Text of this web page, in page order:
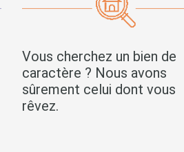
Vous cherchez un bien de
caractère ? Nous avons
sûrement celui dont vous
rêvez.